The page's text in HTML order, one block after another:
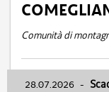
Comunità di
28.07.2026 -